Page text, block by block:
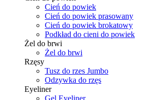
Cień do powiek
Cień do powiek prasowany
Cień do powiek brokatowy
Podkład do cieni do powiek
Żel do brwi
Żel do brwi
Rzęsy
Tusz do rzes Jumbo
Odzywka do rzęs
Eyeliner
Gel Eyeliner